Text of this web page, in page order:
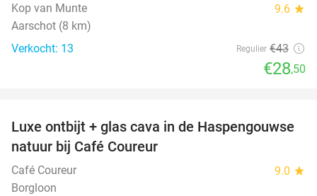
Kop van Munte 9.6 star
Aarschot (8 km)
Verkocht: 13
Regulier €43
€28,50
37%
TODAY
Luxe ontbijt + glas cava in de Haspengouwse
natuur bij Café Coureur
Café Coureur 9.0 star
Borgloon